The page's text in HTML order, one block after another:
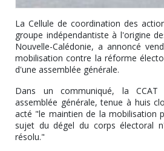
La Cellule de coordination des
groupe indépendantiste à l'origine
Nouvelle-Calédonie, a annoncé
mobilisation contre la réforme
d'une assemblée générale.
Dans un communiqué, la
assemblée générale, tenue à huis
acté "le maintien de la mobilisation
sujet du dégel du corps électoral
résolu."